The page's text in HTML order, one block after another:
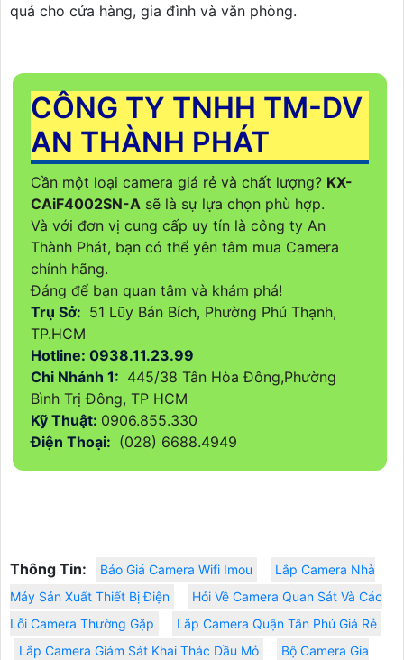
quả cho cửa hàng, gia đình và văn phòng.
CÔNG TY TNHH TM-DV
AN THÀNH PHÁT
Cần một loại camera giá rẻ và chất lượng? KX-
CAiF4002SN-A sẽ là sự lựa chọn phù hợp.
Và với đơn vị cung cấp uy tín là công ty An
Thành Phát, bạn có thể yên tâm mua Camera
chính hãng.
Đáng để bạn quan tâm và khám phá!
Trụ Sở: 51 Lũy Bán Bích, Phường Phú Thạnh,
TP.HCM
Hotline: 0938.11.23.99
Chi Nhánh 1: 445/38 Tân Hòa Đông,Phường
Bình Trị Đông, TP HCM
Kỹ Thuật: 0906.855.330
Điện Thoại: (028) 6688.4949
Thông Tin: Báo Giá Camera Wifi Imou
Lắp Camera Nhà
Máy Sản Xuất Thiết Bị Điện
Hỏi Về Camera Quan Sát Và Các
Lỗi Camera Thường Gặp
Lắp Camera Quận Tân Phú Giá Rẻ
Lắp Camera Giám Sát Khai Thác Dầu Mỏ
Bộ Camera Gia